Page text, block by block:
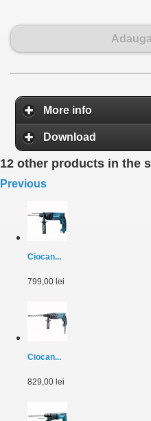
More info
Download
12 other products in the
Previous
Ciocan...
799,00 lei
Ciocan...
829,00 lei